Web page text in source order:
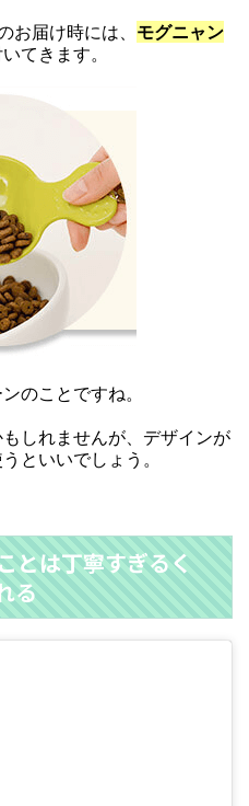
お届け時には、 モグニャン
てきます。
のことですね。
しれませんが、デザインが
といいでしょう。
とは丁寧すぎるく
る